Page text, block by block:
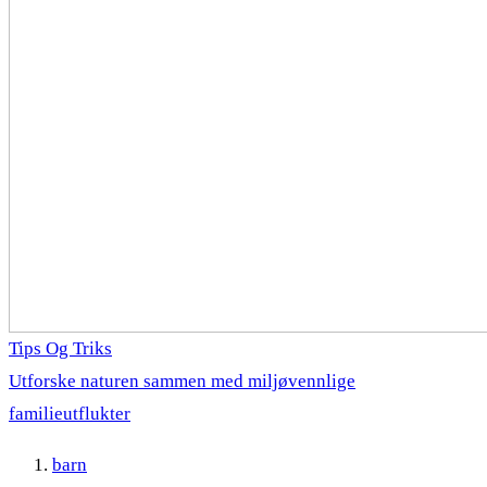
Tips Og Triks
Utforske naturen sammen med miljøvennlige
familieutflukter
barn